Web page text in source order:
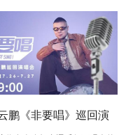
鹏《非要唱》巡回演